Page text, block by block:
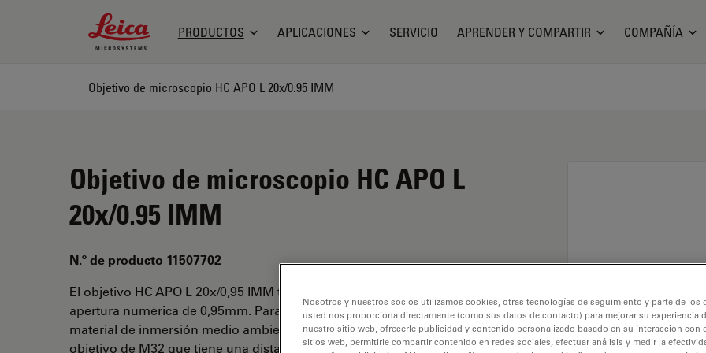
Leica Microsystems Logo
PRODUCTOS APLICACIONES SERVICIO APRENDER Y COMPARTIR COMPAÑÍA
Objetivo de microscopio HC APO L 20x/0.95 IMM
Objetivo de microscopio HC APO L
20x/0.95 IMM
N.º de producto 11507702
El objetivo HC APO L 20x/0,95 IMM tiene un aumento de 20X y una
apertura numérica de 0,95mm. Para uso en inmersión incl BABB
material de inmersión medio ambiente y se adjunta con una rosca
objetivo de M32 que tiene una distancia de trabajo libre de 1,95 mm y
Nosotros y nuestros socios utilizamos cookies, otras tecnologías de seguimiento y parte de los
usted nos proporciona directamente (como sus datos de contacto) para mejorar su experiencia
nuestro sitio web, ofrecerle publicidad y contenido personalizado basado en su interacción con
sitios web, permitirle compartir contenido en redes sociales, efectuar análisis y medir la